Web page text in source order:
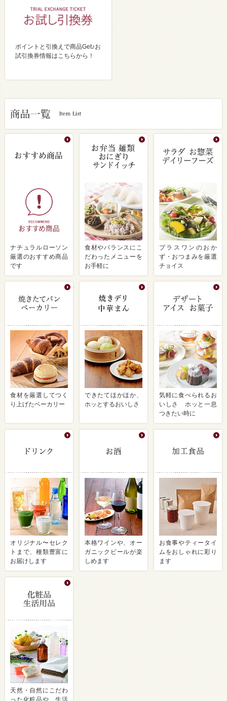
ポイントと引換えで商品Get♪お
試引換券情報はこちらから！
ナチュラルローソン
厳選のおすすめ商品
です
食材やバランスにこ
だわったメニューを
お手軽に
プラスワンのおか
ず・おつまみを厳選
チョイス
食材を厳選してつく
り上げたベーカリー
できたてほかほか、
ホッとするおいしさ
気軽に食べられるお
いしさ ホッと一息
つきたい時に
オリジナル〜セレク
トまで、種類豊富に
お届けします
本格ワインや、オー
ガニックビールが楽
しめます
お食事やティータイ
ムをおしゃれに彩り
ます
天然・自然にこだわ
った化粧品や、生活